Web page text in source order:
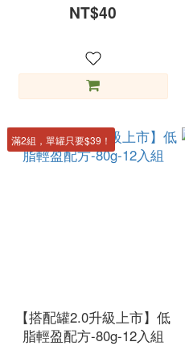
NT$40
滿2組，單罐只要$39！
【搭配罐2.0升級上市】低
脂輕盈配方-80g-12入組